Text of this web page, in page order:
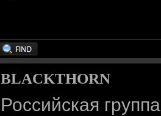
BLACKTHORN
Российская